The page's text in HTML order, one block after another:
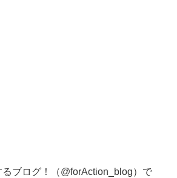
ブログ！（@forAction_blog）で